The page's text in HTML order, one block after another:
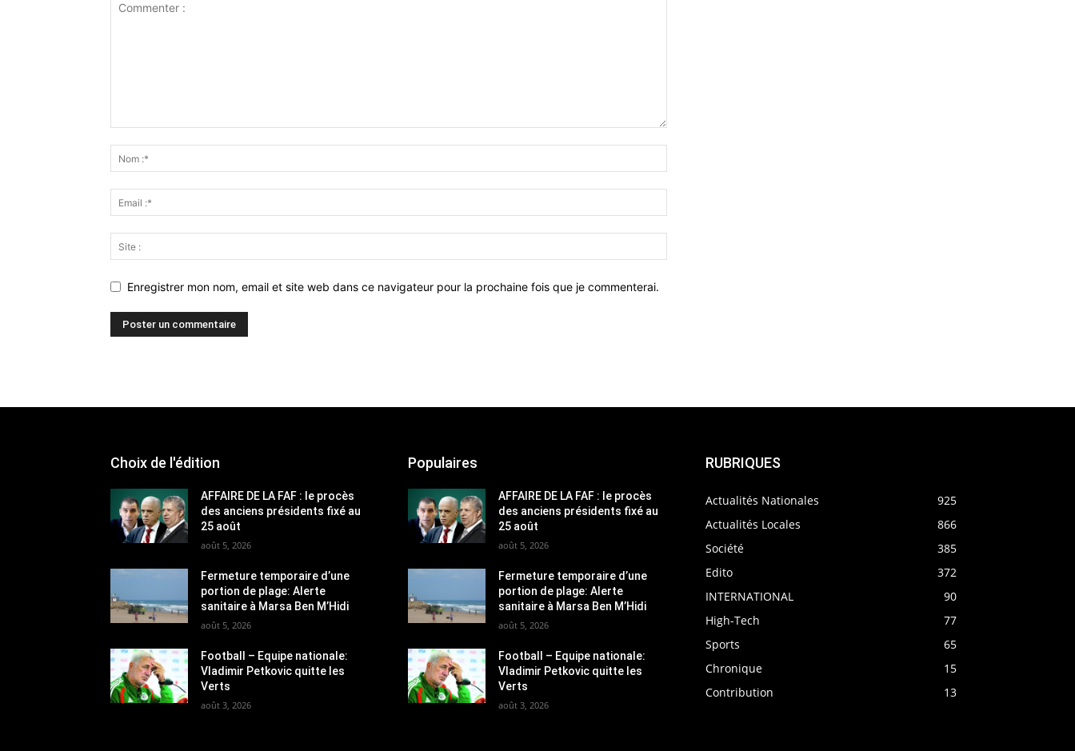
Enregistrer mon nom, email et site web dans ce navigateur pour la prochaine fois que je commenterai.
Choix de l'édition
AFFAIRE DE LA FAF : le procès
des anciens présidents fixé au
25 août
août 5, 2026
Fermeture temporaire d’une
portion de plage: Alerte
sanitaire à Marsa Ben M’Hidi
août 5, 2026
Football – Equipe nationale:
Vladimir Petkovic quitte les
Verts
août 3, 2026
Populaires
AFFAIRE DE LA FAF : le procès
des anciens présidents fixé au
25 août
août 5, 2026
Fermeture temporaire d’une
portion de plage: Alerte
sanitaire à Marsa Ben M’Hidi
août 5, 2026
Football – Equipe nationale:
Vladimir Petkovic quitte les
Verts
août 3, 2026
RUBRIQUES
Actualités Nationales
925
Actualités Locales
866
Société
385
Edito
372
INTERNATIONAL
90
High-Tech
77
Sports
65
Chronique
15
Contribution
13